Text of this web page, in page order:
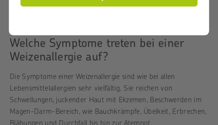
Allergietestauf bestimmte Antikörper kann hier die ersten
Welche Symptome treten bei einer
Weizenallergie auf?
Die Symptome einer Weizenallergie sind wie bei allen
Lebensmittelallergien sehr vielfältig. Sie reichen von
Schwellungen, juckender Haut mit Ekzemen, Beschwerden im
Magen-Darm-Bereich, wie Bauchkrämpfe, Übelkeit, Erbrechen,
Blähungen und Durchfall bis hin zur Atemnot.